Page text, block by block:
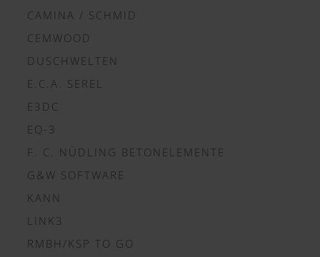
CAMINA / SCHMID
CEMWOOD
DUSCHWELTEN
E.C.A. SEREL
E3DC
EQ-3
F. C. NÜDLING BETONELEMENTE
G&W SOFTWARE
KANN
LINK3
RMBH/KSP TO GO